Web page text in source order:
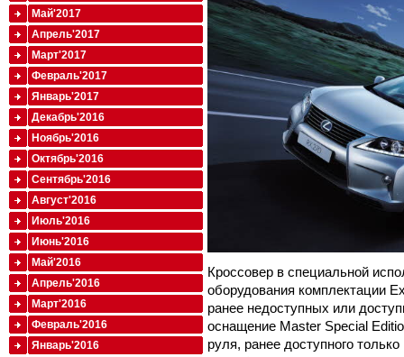
Кроссовер в специальной
оборудования комплектации
ранее недоступных или
оснащение Master Special
руля, ранее доступного
Май'2017
Апрель'2017
Март'2017
Февраль'2017
Январь'2017
Декабрь'2016
Ноябрь'2016
Октябрь'2016
Сентябрь'2016
Август'2016
Июль'2016
Июнь'2016
Май'2016
Апрель'2016
Март'2016
Февраль'2016
Январь'2016